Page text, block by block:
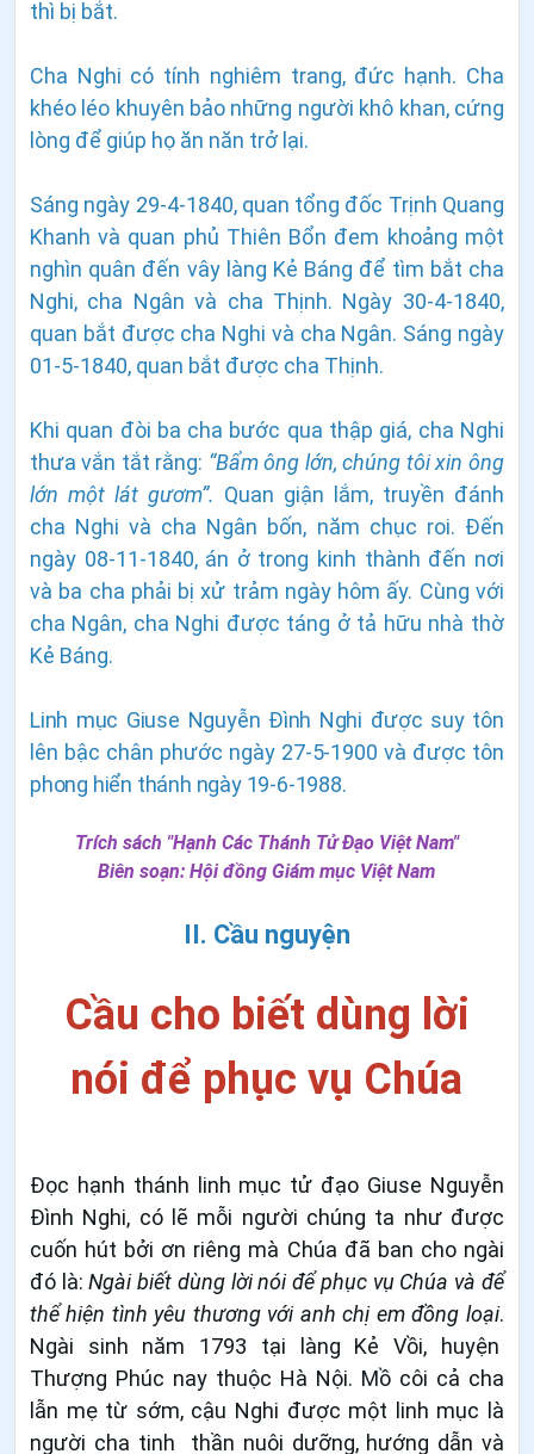
thì bị bắt.
Cha Nghi có tính nghiêm trang, đức hạnh. Cha
khéo léo khuyên bảo những người khô khan, cứng
lòng để giúp họ ăn năn trở lại.
Sáng ngày 29-4-1840, quan tổng đốc Trịnh Quang
Khanh và quan phủ Thiên Bổn đem khoảng một
nghìn quân đến vây làng Kẻ Báng để tìm bắt cha
Nghi, cha Ngân và cha Thịnh. Ngày 30-4-1840,
quan bắt được cha Nghi và cha Ngân. Sáng ngày
01-5-1840, quan bắt được cha Thịnh.
Khi quan đòi ba cha bước qua thập giá, cha Nghi
thưa vắn tắt rằng: “Bẩm ông lớn, chúng tôi xin ông
lớn một lát gươm”. Quan giận lắm, truyền đánh
cha Nghi và cha Ngân bốn, năm chục roi. Đến
ngày 08-11-1840, án ở trong kinh thành đến nơi
và ba cha phải bị xử trảm ngày hôm ấy. Cùng với
cha Ngân, cha Nghi được táng ở tả hữu nhà thờ
Kẻ Báng.
Linh mục Giuse Nguyễn Ðình Nghi được suy tôn
lên bậc chân phước ngày 27-5-1900 và được tôn
phong hiển thánh ngày 19-6-1988.
Trích sách "Hạnh Các Thánh Tử Đạo Việt Nam"
Biên soạn:Hội đồng Giám mục Việt Nam
II. Cầu nguyện
Cầu cho biết dùng lời
nói để phục vụ Chúa
Đọc hạnh thánh linh mục tử đạo Giuse Nguyễn
Đình Nghi, có lẽ mỗi người chúng ta như được
cuốn hút bởi ơn riêng mà Chúa đã ban cho ngài
đó là:Ngài biết dùng lời nói để phục vụ Chúa và để
thể hiện tình yêu thương với anh chị em đồng loại.
Ngài sinh năm 1793 tại làng Kẻ Vồi, huyện
Thượng Phúc nay thuộc Hà Nội. Mồ côi cả cha
lẫn mẹ từ sớm, cậu Nghi được một linh mục là
người cha tinh thần nuôi dưỡng, hướng dẫn và